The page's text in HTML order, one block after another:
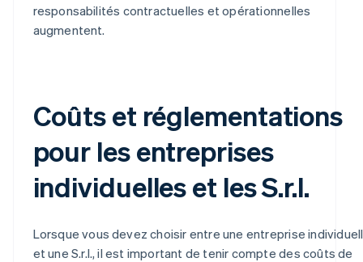
responsabilités contractuelles et opérationnelles
augmentent.
Coûts et réglementations
pour les entreprises
individuelles et les S.r.l.
Lorsque vous devez choisir entre une entreprise
et une S.r.l., il est important de tenir compte des coûts de